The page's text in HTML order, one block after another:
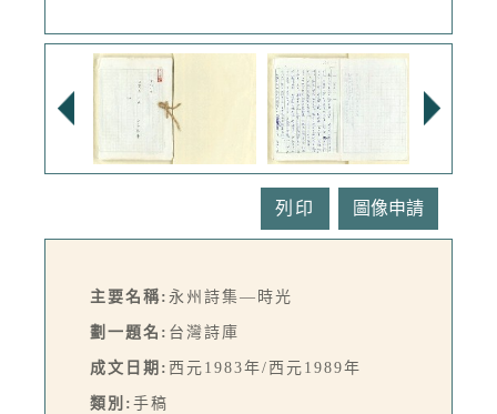
列印
主要名稱: 永州詩集—時光
劃一題名: 台灣詩庫
成文日期: 西元1983年/西元1989年
類別: 手稿